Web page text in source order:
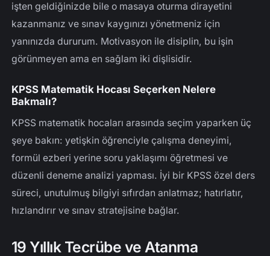
işten geldiğinizde bile o masaya oturma dirayetini
kazanmanız ve sınav kaygınızı yönetmeniz için
yanınızda dururum. Motivasyon ile disiplin, bu işin
görünmeyen ama en sağlam iki dişlisidir.
KPSS Matematik Hocası Seçerken Nelere
Bakmalı?
KPSS matematik hocaları arasında seçim yaparken üç
şeye bakın: yetişkin öğrenciyle çalışma deneyimi,
formül ezberi yerine soru yaklaşımı öğretmesi ve
düzenli deneme analizi yapması. İyi bir KPSS özel ders
süreci, unutulmuş bilgiyi sıfırdan anlatmaz; hatırlatır,
hızlandırır ve sınav stratejisine bağlar.
19 Yıllık Tecrübe ve Atanma